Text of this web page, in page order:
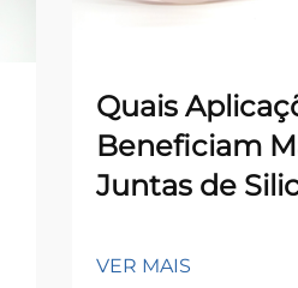
Quais
Beneficiam
Juntas de
VER MAIS